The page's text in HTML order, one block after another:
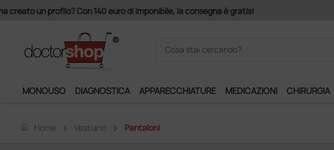
Acquistando il servizio "Ds Club", un anno di
MONOUSO DIAGNOSTICA APPARECCHIATURE MEDICAZIONI CHIRURGIA
home Home Vestiario Pantaloni